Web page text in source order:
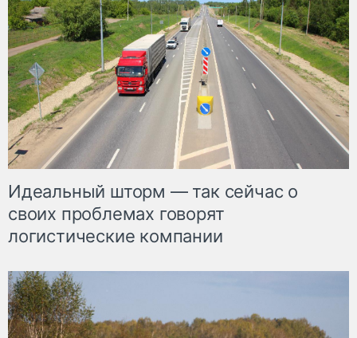
Идеальный шторм — так сейчас о
своих проблемах говорят
логистические компании